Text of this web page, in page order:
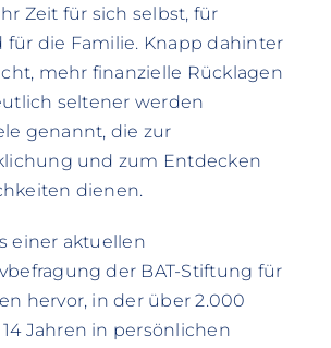
Zeit für sich selbst, für
für die Familie. Knapp dahinter
mehr finanzielle Rücklagen
seltener werden
genannt, die zur
und zum Entdecken
dienen.
einer aktuellen
der BAT-Stiftung für
hervor, in der über 2.000
Jahren in persönlichen